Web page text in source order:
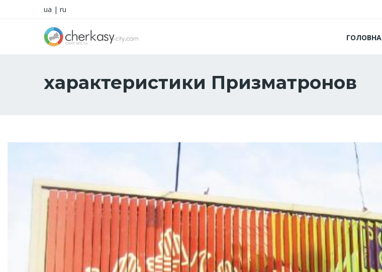
ua | ru
ГОЛОВНА
характеристики Призматронов